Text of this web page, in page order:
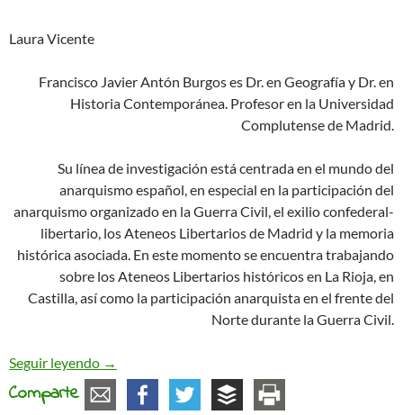
Laura Vicente
Francisco Javier Antón Burgos es Dr. en Geografía y Dr. en
Historia Contemporánea. Profesor en la Universidad
Complutense de Madrid.
Su línea de investigación está centrada en el mundo del
anarquismo español, en especial en la participación del
anarquismo organizado en la Guerra Civil, el exilio confederal-
libertario, los Ateneos Libertarios de Madrid y la memoria
histórica asociada. En este momento se encuentra trabajando
sobre los Ateneos Libertarios históricos en La Rioja, en
Castilla, así como la participación anarquista en el frente del
Norte durante la Guerra Civil.
Seguir leyendo Los Ateneos Libertarios de Madrid hasta 1939:
→
Comparte